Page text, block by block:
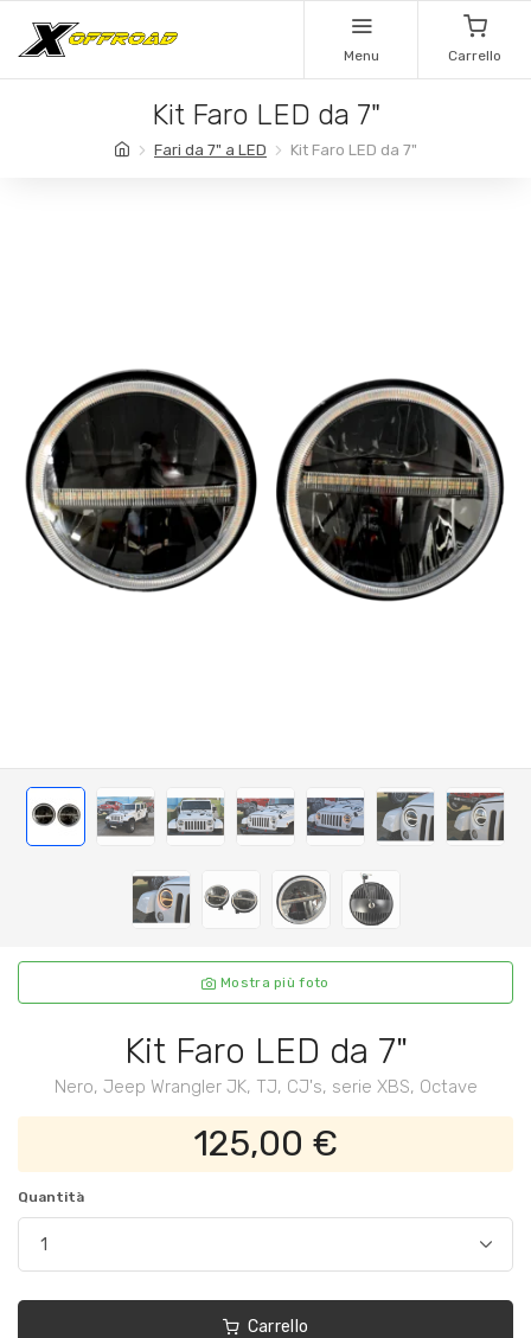
Menu Carrello
Kit Faro LED da 7"
Fari da 7" a LED Kit Faro LED da 7"
Mostra più foto
Kit Faro LED da 7"
Nero, Jeep Wrangler JK, TJ, CJ's, serie XBS, Octave
125,00 €
Quantità
Carrello